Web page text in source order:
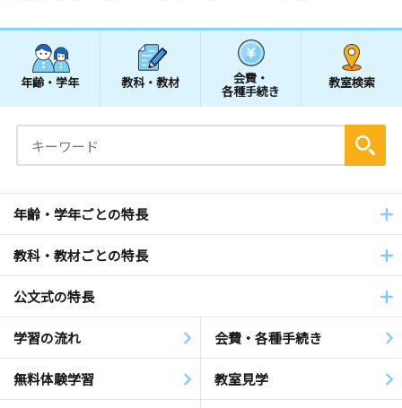
年齢・学年 教科・教材 会費・
各種手続き
教室検索
年齢・学年ごとの特長
教科・教材ごとの特長
公文式の特長
学習の流れ 会費・各種手続き
無料体験学習 教室見学